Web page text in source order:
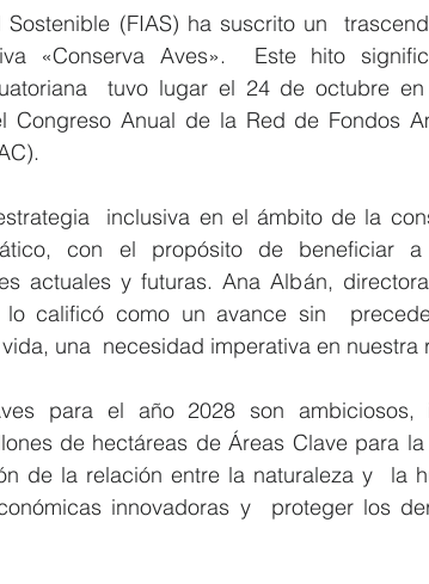
(FIAS) ha suscrito un
«Conserva Aves».  Este hito
tuvo lugar el 24 de octubre
Congreso Anual de la Red de Fondos
inclusiva en el ámbito de la
con el propósito de beneficiar
actuales y futuras. Ana Albán,
calificó como un avance sin
una  necesidad imperativa en nuestra
para el año 2028 son ambiciosos,
de hectáreas de Áreas Clave para
de la relación entre la naturaleza y  la
innovadoras y  proteger los